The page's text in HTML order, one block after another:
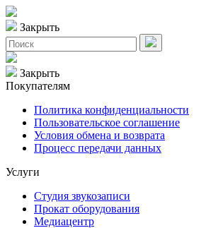
Закрыть
Закрыть
Покупателям
Политика конфиденциальности
Пользовательское соглашение
Условия обмена и возврата
Процесс передачи данных
Услуги
Студия звукозаписи
Прокат оборудования
Медиацентр